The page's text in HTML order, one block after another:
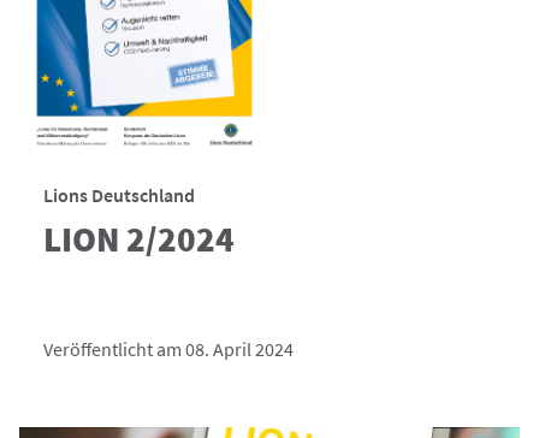
Lions Deutschland
LION 2/2024
Veröffentlicht am 08. April 2024